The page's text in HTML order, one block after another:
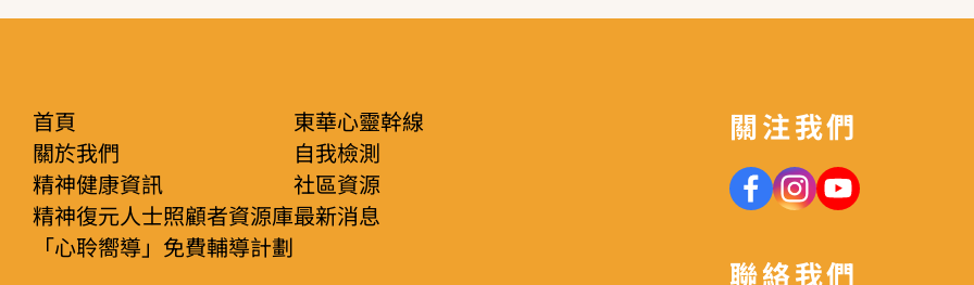
要害自己（如被監視、追殺） 認為自己有特殊能力
入腦中 思維被抽走：覺得想法被外力拿走 思維廣
播：認為別人聽得到自己的想法 行為紊亂
（Disorganized Behavior） 行為怪異、無目的
（如重複動作、呆站） 衣著怪異、不合時宜 激動、
首頁
關於我們
精神健康資訊
精神復元人士照顧者資源庫
「心聆嚮導」免費輔導計劃
東華心靈幹線
自我檢測
社區資源
最新消息
關注我們
聯絡我們